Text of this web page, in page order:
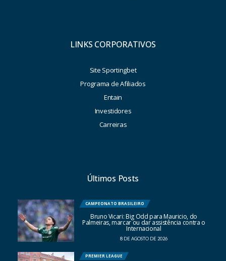
LINKS CORPORATIVOS
Site Sportingbet
Programa de Afiliados
Entain
Investidores
Carreiras
Últimos Posts
CAMPEONATO BRASILEIRO
Bruno Vicari: Big Odd para Mauricio, do
Palmeiras, marcar ou dar assistência contra o
Internacional
8 DE AGOSTO DE 2026
PREMIER LEAGUE